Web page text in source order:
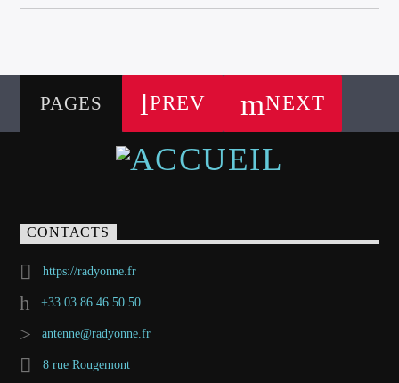
PAGES PREV NEXT
CONTACTS
https://radyonne.fr
+33 03 86 46 50 50
antenne@radyonne.fr
8 rue Rougemont